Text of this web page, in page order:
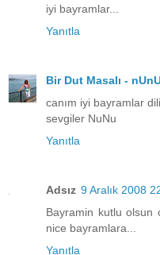
iyi bayramlar...
Yanıtla
Bir Dut Masalı -
canım iyi bayramlar
sevgiler NuNu
Yanıtla
Adsız 9 Aralık 2008
Bayramin kutlu olsun
nice bayramlara...
Yanıtla